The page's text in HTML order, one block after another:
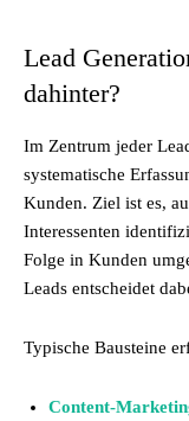
Lead
dahinter?
Im Zentrum jeder
systematische
Kunden. Ziel ist es,
Interessenten
Folge in Kunden
Leads entscheidet
Typische Bausteine
Content-